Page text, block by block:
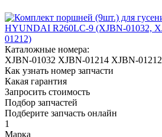
Каталожные номера:
XJBN-01032 XJBN-01214 XJBN-01212
Как узнать номер запчасти
Какая гарантия
Запросить стоимость
Подбор запчастей
Подберите запчасть онлайн
1
Марка